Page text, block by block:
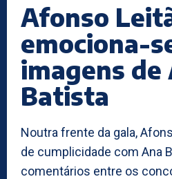
Afonso
emociona-
imagens de
Batista
Noutra frente da gala,
de cumplicidade com Ana
comentários entre os